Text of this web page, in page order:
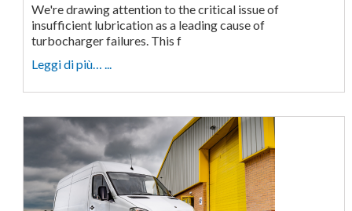
We're drawing attention to the critical issue of
insufficient lubrication as a leading cause of
turbocharger failures. This f
Leggi di più… ...